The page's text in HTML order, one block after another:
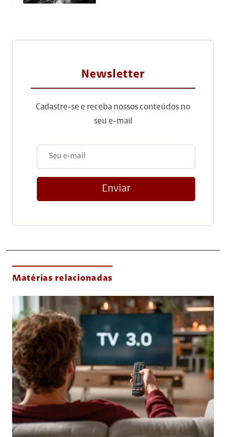
Newsletter
Cadastre-se e receba nossos conteúdos no
seu e-mail
Enviar
Matérias relacionadas